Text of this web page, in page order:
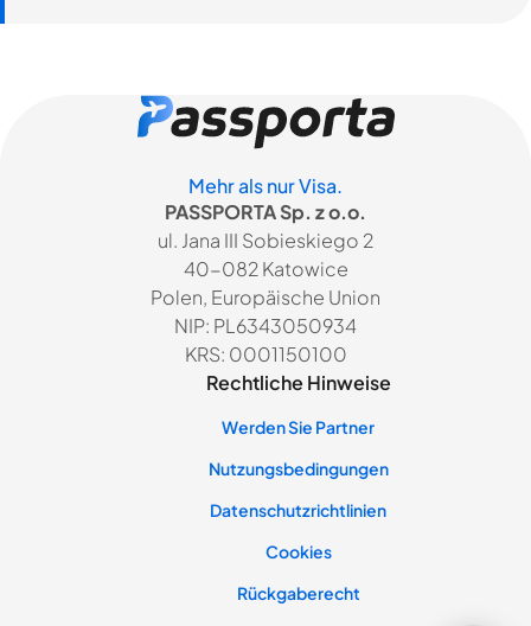
Mehr als nur Visa.
PASSPORTA Sp. z o.o.
ul. Jana III Sobieskiego 2
40-082 Katowice
Polen, Europäische Union
NIP: PL6343050934
KRS: 0001150100
Rechtliche Hinweise
Werden Sie Partner
Nutzungsbedingungen
Datenschutzrichtlinien
Cookies
Rückgaberecht